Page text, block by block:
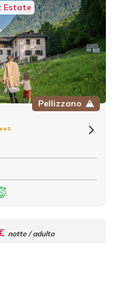
Estate
Pellizzano
s
notte / adulto